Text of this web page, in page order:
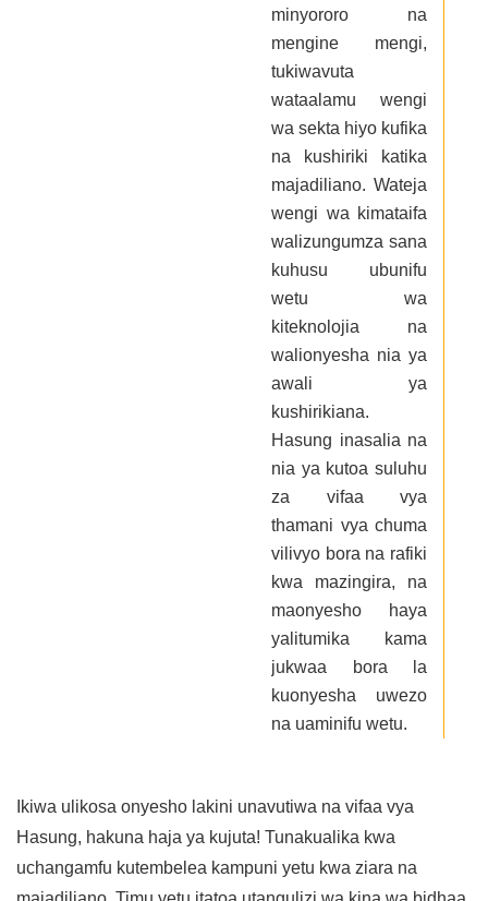
minyororo na
mengine mengi,
tukiwavuta
wataalamu wengi
wa sekta hiyo kufika
na kushiriki katika
majadiliano. Wateja
wengi wa kimataifa
walizungumza sana
kuhusu ubunifu
wetu wa
kiteknolojia na
walionyesha nia ya
awali ya
kushirikiana.
Hasung inasalia na
nia ya kutoa suluhu
za vifaa vya
thamani vya chuma
vilivyo bora na rafiki
kwa mazingira, na
maonyesho haya
yalitumika kama
jukwaa bora la
kuonyesha uwezo
na uaminifu wetu.
Ikiwa ulikosa onyesho lakini unavutiwa na vifaa vya
Hasung, hakuna haja ya kujuta! Tunakualika kwa
uchangamfu kutembelea kampuni yetu kwa ziara na